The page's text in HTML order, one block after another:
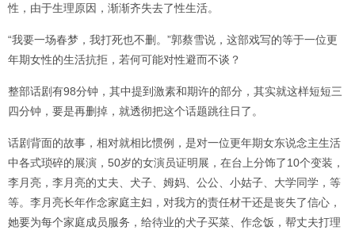
性，由于生理原因，渐渐齐失去了性生活。
“我要一场春梦，我打死也不删。”郭蔡雪说，这部戏写的等于一位更
年期女性的生活抗拒，若何可能对性避而不谈？
整部话剧有98分钟，其中提到激素和期许的部分，其实就这样短短三
四分钟，要是再删掉，就透彻把这个话题跳往日了。
话剧背面的故事，相对就相比惯例，是对一位更年期女东说念主生活
中各式琐碎的展演，50岁的女演员证明展，在台上分饰了10个变装，
李月亮，李月亮的丈夫、犬子、姆妈、公公、小姑子、大学同学，等
等。李月亮长年作念家庭主妇，对我方的责任材干还是丧失了信心，
她要为每个家庭成员服务，给待业的犬子买菜、作念饭，帮丈夫打理